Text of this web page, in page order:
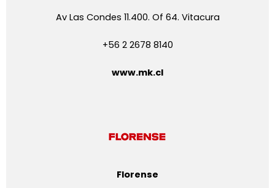
Av Las Condes 11.400. Of 64. Vitacura
+56 2 2678 8140
www.mk.cl
Florense